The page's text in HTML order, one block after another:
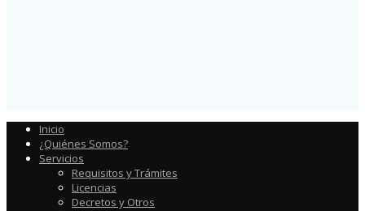
Inicio
¿Quiénes Somos?
Servicios
Requisitos y Trámites
Licencias
Decretos y Otros